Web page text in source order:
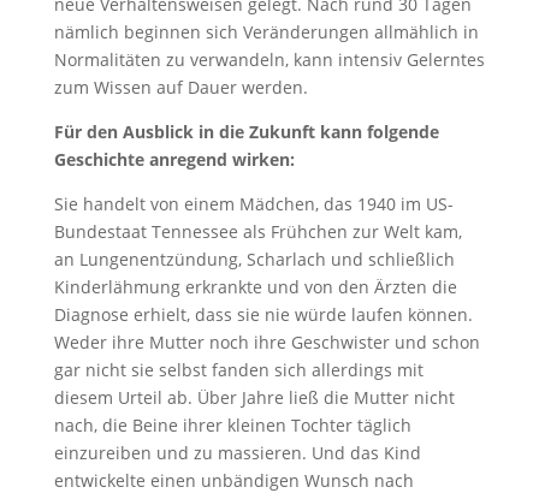
nämlich beginnen sich Veränderungen allmählich in
Normalitäten zu verwandeln, kann intensiv Gelerntes
zum Wissen auf Dauer werden.
Für den Ausblick in die Zukunft kann folgende
Geschichte anregend wirken:
Sie handelt von einem Mädchen, das 1940 im US-
Bundestaat Tennessee als Frühchen zur Welt kam,
an Lungenentzündung, Scharlach und schließlich
Kinderlähmung erkrankte und von den Ärzten die
Diagnose erhielt, dass sie nie würde laufen können.
Weder ihre Mutter noch ihre Geschwister und schon
gar nicht sie selbst fanden sich allerdings mit
diesem Urteil ab. Über Jahre ließ die Mutter nicht
nach, die Beine ihrer kleinen Tochter täglich
einzureiben und zu massieren. Und das Kind
entwickelte einen unbändigen Wunsch nach